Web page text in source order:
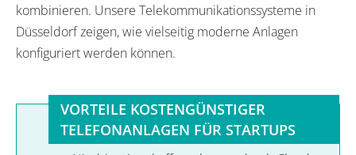
kombinieren. Unsere Telekommunikationssysteme in
Düsseldorf zeigen, wie vielseitig moderne Anlagen
konfiguriert werden können.
VORTEILE KOSTENGÜNSTIGER
TELEFONANLAGEN FÜR STARTUPS